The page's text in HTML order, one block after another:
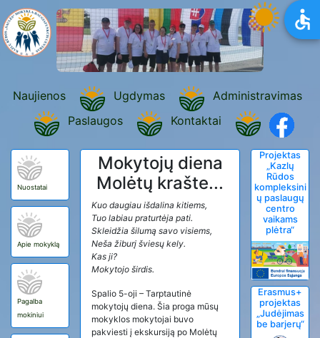
Naujienos Ugdymas
Administravimas
Paslaugos
Kontaktai
Nuostatai
Apie mokyklą
Pagalba
mokiniui
Mokytojų diena
Molėtų krašte...
Kuo daugiau išdalina kitiems,
Tuo labiau praturtėja pati.
Skleidžia šilumą savo visiems,
Neša žiburį šviesų kely.
Kas ji?
Mokytojo širdis.
Spalio 5-oji – Tarptautinė
mokytojų diena. Šia proga mūsų
mokyklos mokytojai buvo
pakviesti į ekskursiją po Molėtų
Projektas
„Kazlų
Rūdos
kompleksini
ų paslaugų
centro
vaikams
plėtra“
Erasmus+
projektas
„Judėjimas
be barjerų“